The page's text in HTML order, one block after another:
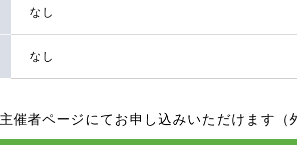
なし
なし
主催者ページにてお申し込みいただけます（